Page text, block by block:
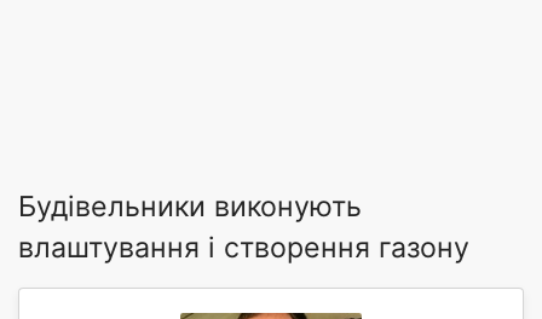
Будівельники виконують
влаштування і створення газону